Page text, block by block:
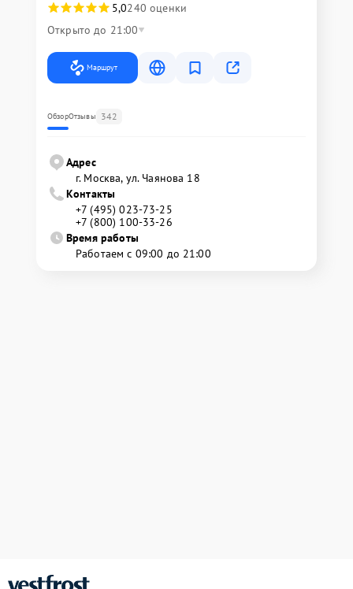
5,0240 оценки
Открыто до 21:00
Маршрут
ОбзорОтзывы 342
Адрес
г. Москва, ул. Чаянова 18
Контакты
+7 (495) 023-73-25
+7 (800) 100-33-26
Время работы
Работаем с 09:00 до 21:00